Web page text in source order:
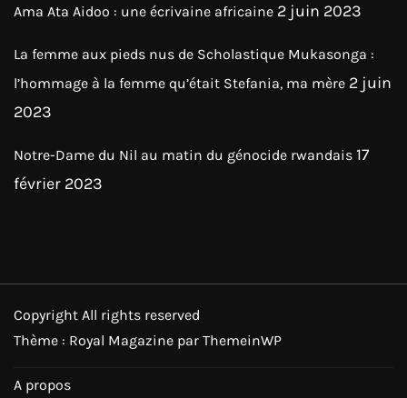
Ama Ata Aidoo : une écrivaine africaine 2 juin 2023
La femme aux pieds nus de Scholastique Mukasonga :
l’hommage à la femme qu’était Stefania, ma mère 2 juin
2023
Notre-Dame du Nil au matin du génocide rwandais 17
février 2023
Copyright All rights reserved
Thème : Royal Magazine par ThemeinWP
A propos